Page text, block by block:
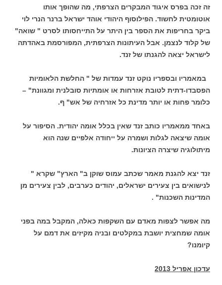
זה זכה בפרס איגוד המבקרים הצרפתי, מה שהופך אותו
אוטומטית לחשוד. הפילוסוף היהודי אוהד ישראל ברנר הנרי לוי
ביקר בחריפות את הספר בין היתר על התייחסותו לסרט " שואה"
של קלוד לנצמן. אבל העיתונות הצרפתית, המפורסמת באהדתה
לישראל יצאה להגנתו של זנד.
במאמריו ובספריו נוקט זנד עמדות של " החלשת הלאומיות
הפסבדו-דתית לטובת אזרחות או אומתיות סובלנית ומגוונת" –
כלומר פחות או יותר מדינת כל אזרחיה של אש" ף.
באחד ממאמריו כותב זנד שאין בכלל אומה יהודית. הסיפור על
אומה שיצאה לגלות ושמרה על ייחודה אלפיים שנה הוא
מיתולוגיה שיצרה הציונות.
זנד יצא להגנת מאמר שכתב עמוס שוקן ב" הארץ" שקרא "
לנישואים בין צעירים ישראלים, יהודים כערבים, לבין צעירים מן
המדינות השכנות" .
מה אפשר לצפות מאדם עם השקפות כאלה, המקבל במה בפני
אומה שמחצית יושבת במקלטים ובניה מקיזים את דמם על
קיומנו?
עדכון אפריל 2013